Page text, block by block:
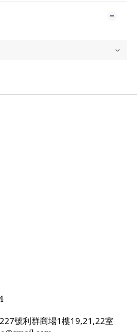
號利群商場1樓19,21,22室